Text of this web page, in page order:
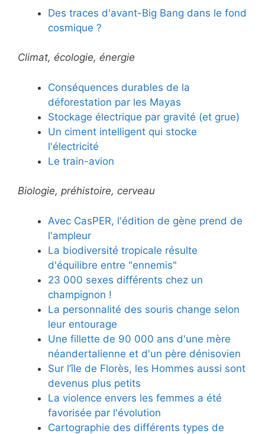
Des traces d'avant-Big Bang dans le fond
cosmique ?
Climat, écologie, énergie
Conséquences durables de la
déforestation par les Mayas
Stockage électrique par gravité (et grue)
Un ciment intelligent qui stocke
l'électricité
Le train-avion
Biologie, préhistoire, cerveau
Avec CasPER, l'édition de gène prend de
l'ampleur
La biodiversité tropicale résulte
d'équilibre entre "ennemis"
23 000 sexes différents chez un
champignon !
La personnalité des souris change selon
leur entourage
Une fillette de 90 000 ans d'une mère
néandertalienne et d'un père dénisovien
Sur l’île de Florès, les Hommes aussi sont
devenus plus petits
La violence envers les femmes a été
favorisée par l'évolution
Cartographie des différents types de